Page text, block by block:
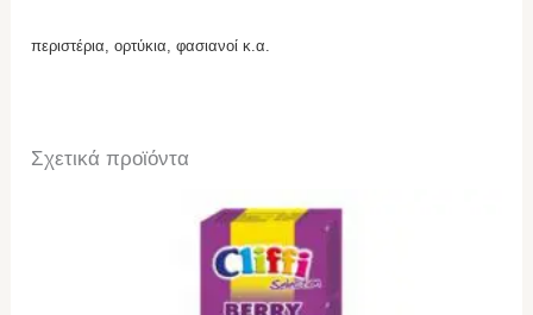
περιστέρια, ορτύκια, φασιανοί κ.α.
Σχετικά προϊόντα